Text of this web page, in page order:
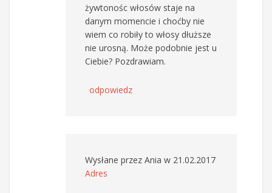
żywtonośc włosów staje na
danym momencie i choćby nie
wiem co robiły to włosy dłuższe
nie urosną. Może podobnie jest u
Ciebie? Pozdrawiam.
odpowiedz
Wysłane przez Ania w 21.02.2017
Adres